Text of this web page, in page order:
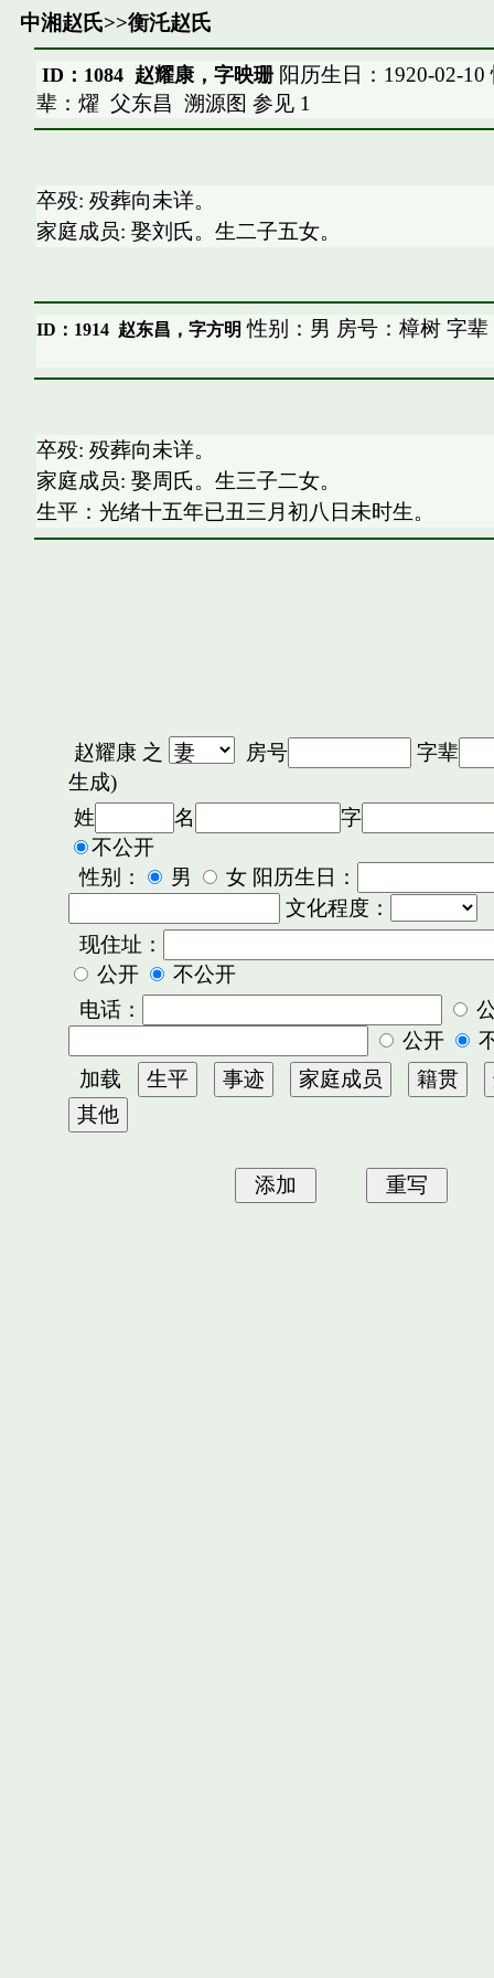
中湘赵氏>>衡汑赵氏
ID：1084 赵耀康，字映珊阳历生日：1920-02-10
辈：燿 父东昌 溯源图 参见 1
卒殁: 殁葬向未详。
家庭成员: 娶刘氏。生二子五女。
ID：1914 赵东昌，字方明 性别：男 房号：樟树 字
卒殁: 殁葬向未详。
家庭成员: 娶周氏。生三子二女。
生平：光绪十五年已丑三月初八日未时生。
赵耀康之 房号
字辈
生成)
姓
名
字
不公开
性别：
男
女 阳历生日：
文化程度：
现住址：
公开
不公开
电话：
公开
加载